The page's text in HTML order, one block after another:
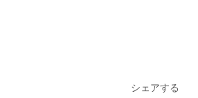
シェアする